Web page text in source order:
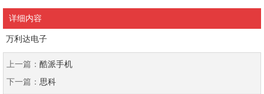
详细内容
万利达电子
上一篇： 酷派手机
下一篇： 思科